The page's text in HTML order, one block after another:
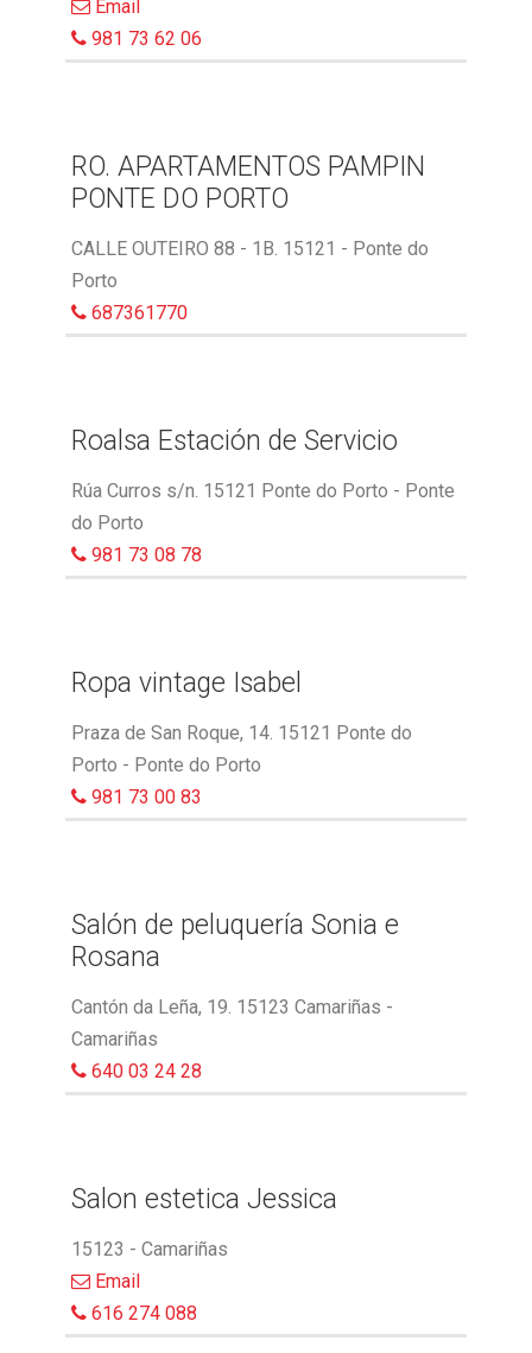
Email
981 73 62 06
RO. APARTAMENTOS PAMPIN
PONTE DO PORTO
CALLE OUTEIRO 88 - 1B. 15121 - Ponte do
Porto
687361770
Roalsa Estación de Servicio
Rúa Curros s/n. 15121 Ponte do Porto - Ponte
do Porto
981 73 08 78
Ropa vintage Isabel
Praza de San Roque, 14. 15121 Ponte do
Porto - Ponte do Porto
981 73 00 83
Salón de peluquería Sonia e
Rosana
Cantón da Leña, 19. 15123 Camariñas -
Camariñas
640 03 24 28
Salon estetica Jessica
15123 - Camariñas
Email
616 274 088